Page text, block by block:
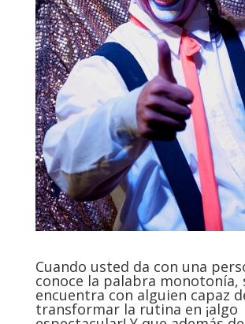
Cuando usted da con una
conoce la palabra monotonía,
encuentra con alguien capaz
transformar la rutina en ¡algo